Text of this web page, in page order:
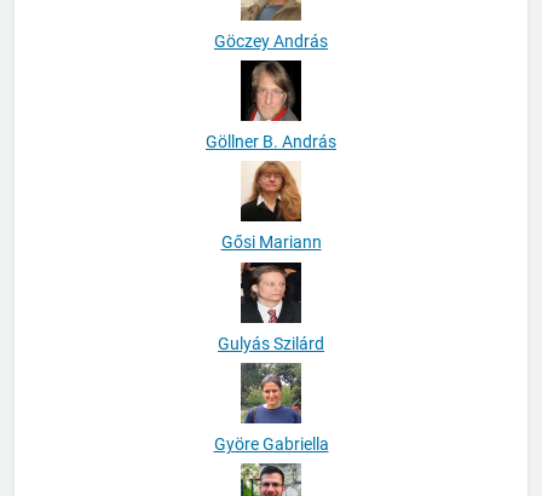
Göczey András
Göllner B. András
Gősi Mariann
Gulyás Szilárd
Györe Gabriella